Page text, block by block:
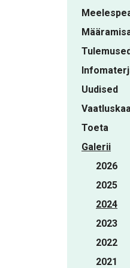
Uudised
Toeta
Galerii
2026
2025
2024
2023
2022
2021